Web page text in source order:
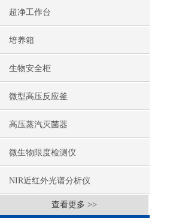
超净工作台
培养箱
生物安全柜
微型高压反应釜
高压蒸汽灭菌器
微生物限度检测仪
NIR近红外光谱分析仪
查看更多 >>